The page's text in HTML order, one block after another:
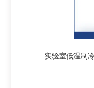
实验室低温制